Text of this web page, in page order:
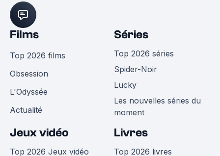
Films
Top 2026 films
Obsession
L'Odyssée
Actualité
Séries
Top 2026 séries
Spider-Noir
Lucky
Les nouvelles séries du
moment
Jeux vidéo
Top 2026 Jeux vidéo
Livres
Top 2026 livres